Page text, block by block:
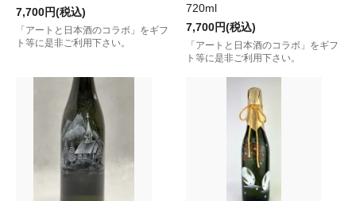
7,700円(税込)
「アートと日本酒のコラボ」をギフ
ト等に是非ご利用下さい。
720ml
7,700円(税込)
「アートと日本酒のコラボ」をギフ
ト等に是非ご利用下さい。